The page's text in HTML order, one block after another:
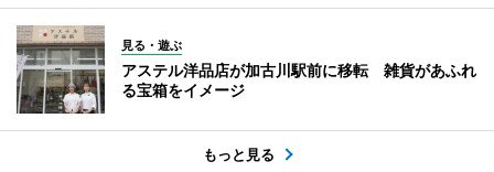
見る・遊ぶ
アステル洋品店が加古川駅前に移転 雑貨があふれ
る宝箱をイメージ
もっと見る